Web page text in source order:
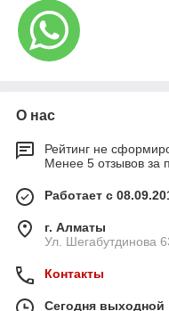
О нас
Рейтинг не
Менее 5 отзывов за
Работает с
г. Алматы
Ул. Шегабутдинова
Контакты
Сегодня выходной